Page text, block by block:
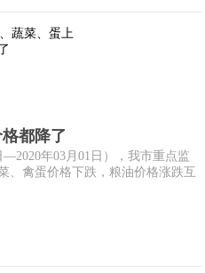
都降了
年03月01日），我市重点监
、禽蛋价格下跌，粮油价格涨跌互